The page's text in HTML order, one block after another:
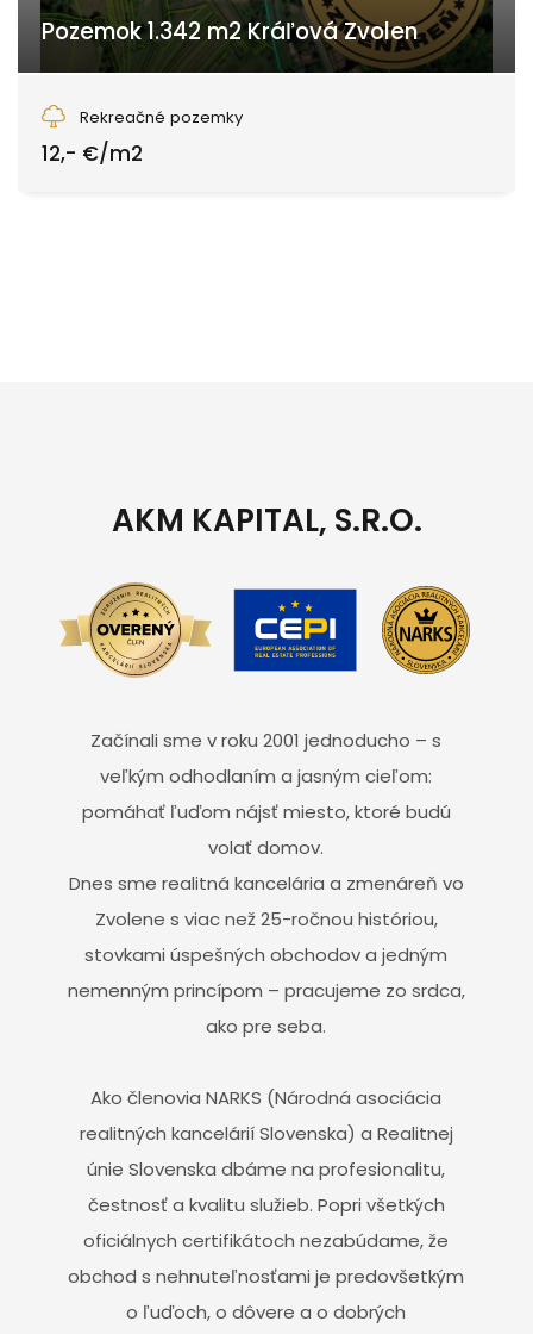
Pozemok 1.342 m2 Kráľová Zvolen
Rekreačné pozemky
12,- €/m2
AKM KAPITAL, S.R.O.
Začínali sme v roku 2001 jednoducho – s
veľkým odhodlaním a jasným cieľom:
pomáhať ľuďom nájsť miesto, ktoré budú
volať domov.
Dnes sme realitná kancelária a zmenáreň vo
Zvolene s viac než 25-ročnou históriou,
stovkami úspešných obchodov a jedným
nemenným princípom – pracujeme zo srdca,
ako pre seba.
Ako členovia NARKS (Národná asociácia
realitných kancelárií Slovenska) a Realitnej
únie Slovenska dbáme na profesionalitu,
čestnosť a kvalitu služieb. Popri všetkých
oficiálnych certifikátoch nezabúdame, že
obchod s nehnuteľnosťami je predovšetkým
o ľuďoch, o dôvere a o dobrých